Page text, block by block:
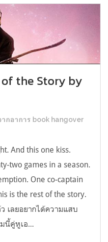
the Story by
กอาการ book hangover
And this one kiss.
two games in a season.
One co-captain
is the rest of the story.
เลยอยากได้ความแสบ
นี้คู่หูเอ...